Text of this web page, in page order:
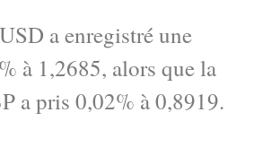
a enregistré une
à 1,2685, alors que la
a pris 0,02% à 0,8919.